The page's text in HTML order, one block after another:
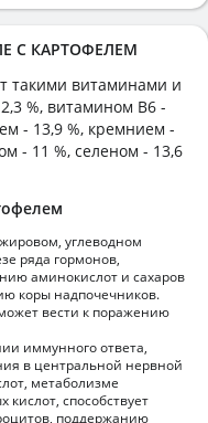
С КАРТОФЕЛЕМ
такими витаминами и
%, витамином B6 -
- 13,9 %, кремнием -
- 11 %, селеном - 13,6
углеводном
ряда гормонов,
аминокислот и сахаров
коры надпочечников.
вести к поражению
иммунного ответа,
в центральной нервной
метаболизме
способствует
поддержанию